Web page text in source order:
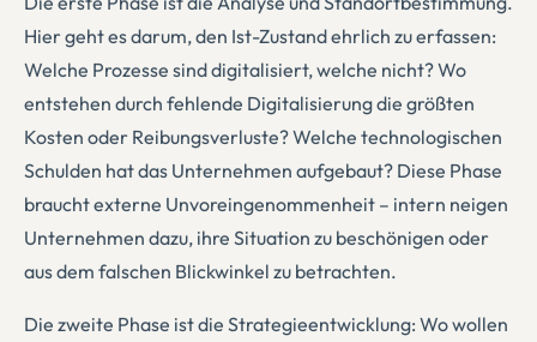
Hier geht es darum, den Ist-Zustand ehrlich zu erfassen:
Welche Prozesse sind digitalisiert, welche nicht? Wo
entstehen durch fehlende Digitalisierung die größten
Kosten oder Reibungsverluste? Welche technologischen
Schulden hat das Unternehmen aufgebaut? Diese Phase
braucht externe Unvoreingenommenheit – intern neigen
Unternehmen dazu, ihre Situation zu beschönigen oder
aus dem falschen Blickwinkel zu betrachten.
Die zweite Phase ist die Strategieentwicklung: Wo wollen